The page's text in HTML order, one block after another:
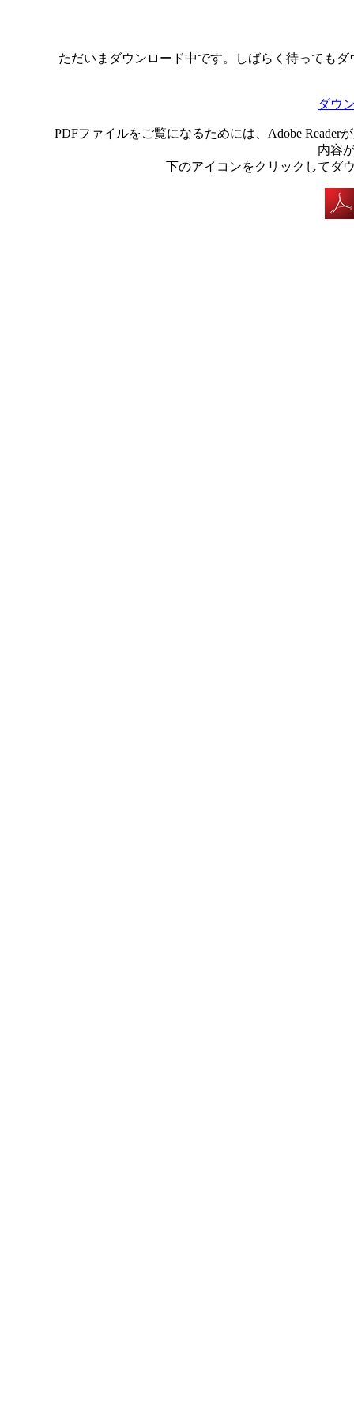
ただいまダウンロード中です。しばらく待っても
ダウ
PDFファイルをご覧になるためには、Adobe
内容
下のアイコンをクリックしてダ